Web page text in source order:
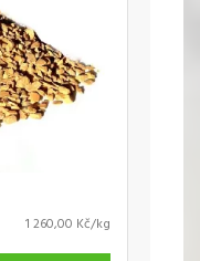
1 260,00 Kč/kg